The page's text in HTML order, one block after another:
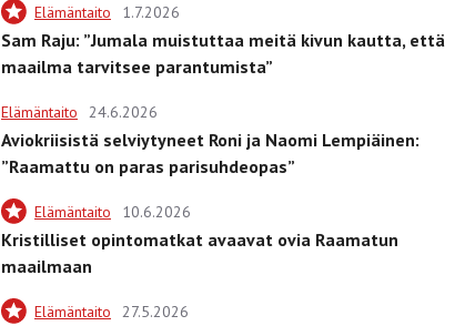
Elämäntaito 1.7.2026
Sam Raju: ”Jumala muistuttaa meitä kivun kautta, että
maailma tarvitsee parantumista”
Elämäntaito 24.6.2026
Aviokriisistä selviytyneet Roni ja Naomi Lempiäinen:
”Raamattu on paras parisuhdeopas”
Elämäntaito 10.6.2026
Kristilliset opintomatkat avaavat ovia Raamatun
maailmaan
Elämäntaito 27.5.2026